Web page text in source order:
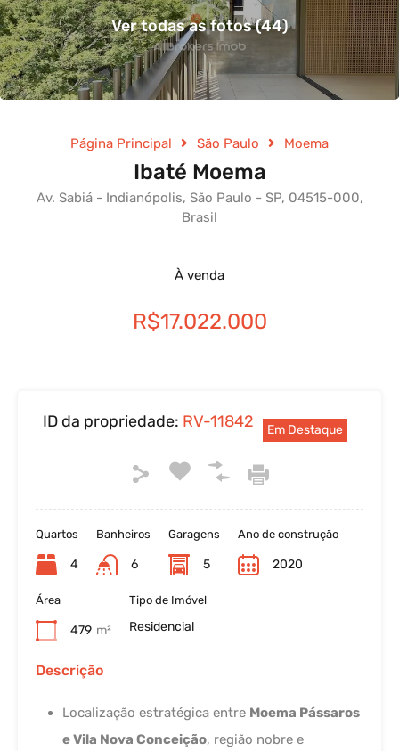
Ver todas as fotos (44)
Página Principal São Paulo Moema
Ibaté Moema
Av. Sabiá - Indianópolis, São Paulo - SP, 04515-000,
Brasil
À venda
R$17.022.000
ID da propriedade: RV-11842 Em Destaque
Quartos
4
Banheiros
6
Garagens
5
Ano de construção
2020
Área
479 m²
Tipo de Imóvel
Residencial
Descrição
Localização estratégica entre Moema Pássaros
e Vila Nova Conceição, região nobre e